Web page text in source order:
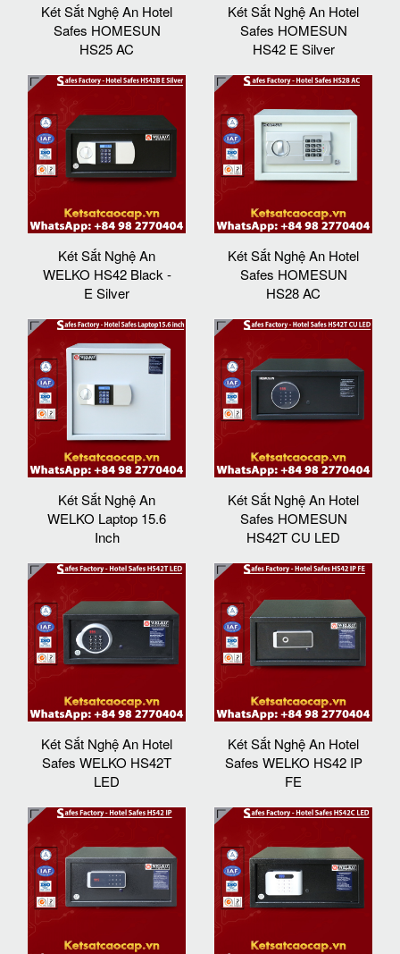
Két Sắt Nghệ An Hotel
Safes HOMESUN
HS25 AC
Két Sắt Nghệ An Hotel
Safes HOMESUN
HS42 E Silver
Két Sắt Nghệ An
WELKO HS42 Black -
E Silver
Két Sắt Nghệ An Hotel
Safes HOMESUN
HS28 AC
Két Sắt Nghệ An
WELKO Laptop 15.6
Inch
Két Sắt Nghệ An Hotel
Safes HOMESUN
HS42T CU LED
Két Sắt Nghệ An Hotel
Safes WELKO HS42T
LED
Két Sắt Nghệ An Hotel
Safes WELKO HS42 IP
FE